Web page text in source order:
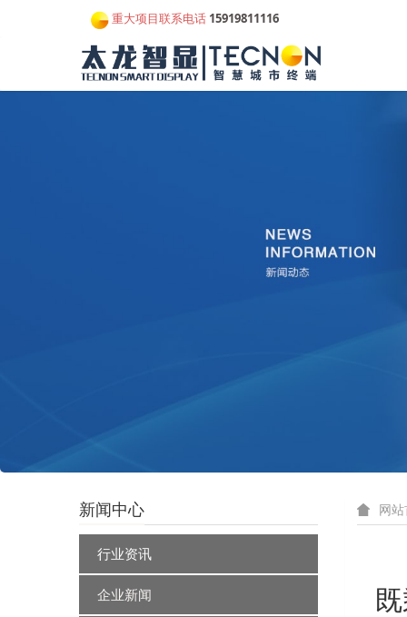
重大项目联系电话 15919811116
新闻中心
行业资讯
企业新闻
网